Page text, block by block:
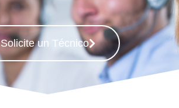
Solicite un Técnico